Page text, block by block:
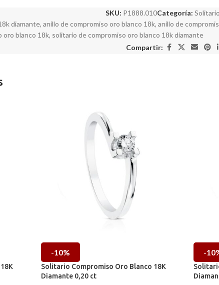
SKU: P1888.010Categoría:
diamante, anillo de compromiso oro blanco 18k, anillo de
oro blanco 18k, solitario de compromiso oro blanco 18k diamante
Compartir:
-10%
Solitario Compromiso Oro Blanco 18K
Diamante 0,20 ct
-